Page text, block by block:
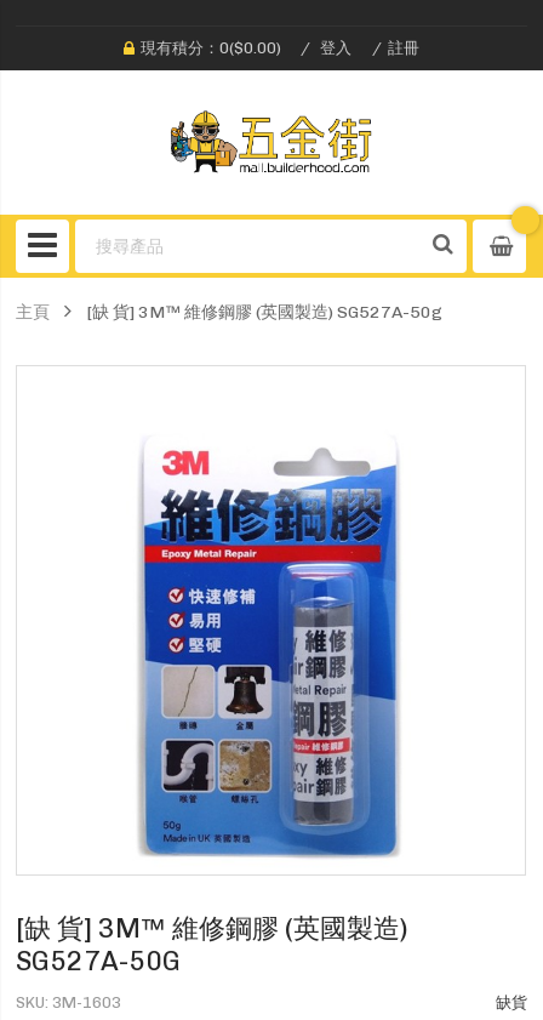
現有積分：0($0.00) 登入 註冊
主頁 [缺 貨] 3M™ 維修鋼膠 (英國製造) SG527A-50g
[缺 貨] 3M™ 維修鋼膠 (英國製造)
SG527A-50G
缺貨
SKU 3M-1603